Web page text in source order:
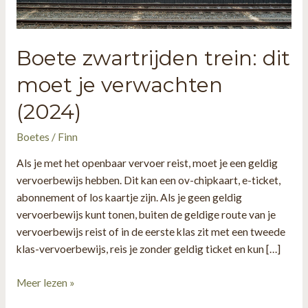
Boete zwartrijden trein: dit
moet je verwachten
(2024)
Boetes / Finn
Als je met het openbaar vervoer reist, moet je een geldig
vervoerbewijs hebben. Dit kan een ov-chipkaart, e-ticket,
abonnement of los kaartje zijn. Als je geen geldig
vervoerbewijs kunt tonen, buiten de geldige route van je
vervoerbewijs reist of in de eerste klas zit met een tweede
klas-vervoerbewijs, reis je zonder geldig ticket en kun […]
Boete
Meer lezen »